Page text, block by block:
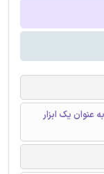
عنوان یک ابزار